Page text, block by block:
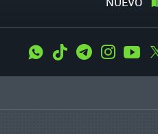
WhatsApp
Tiktok Telegram